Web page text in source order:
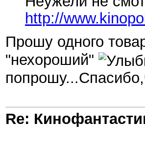
http://
Прошу одного
"нехороший"
Re: